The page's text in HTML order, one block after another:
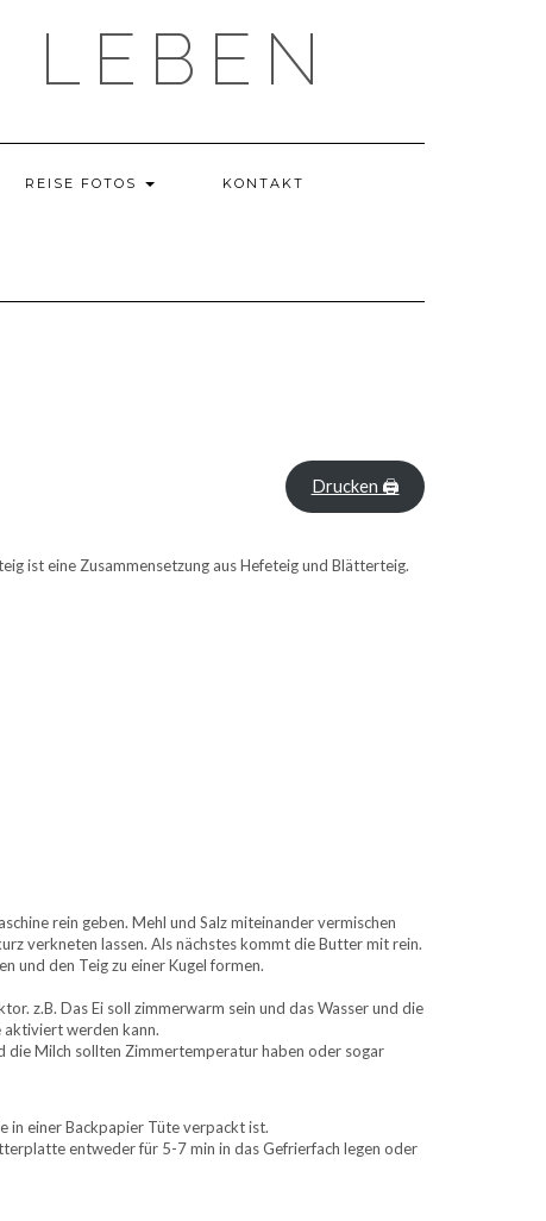
REISE FOTOS KONTAKT
Drucken 🖨
ist eine Zusammensetzung aus Hefeteig und Blätterteig.
rein geben. Mehl und Salz miteinander vermischen
verkneten lassen. Als nächstes kommt die Butter mit rein.
und den Teig zu einer Kugel formen.
z.B. Das Ei soll zimmerwarm sein und das Wasser und die
aktiviert werden kann.
die Milch sollten Zimmertemperatur haben oder sogar
in einer Backpapier Tüte verpackt ist.
entweder für 5-7 min in das Gefrierfach legen oder